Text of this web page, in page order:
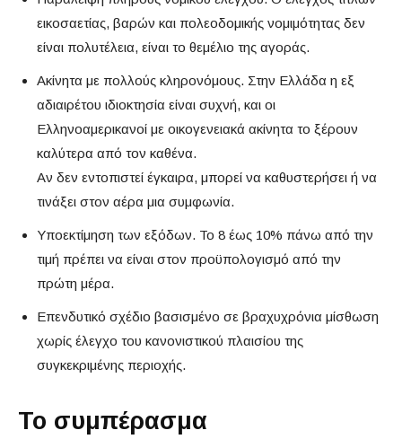
εικοσαετίας, βαρών και πολεοδομικής νομιμότητας δεν
είναι πολυτέλεια, είναι το θεμέλιο της αγοράς.
Ακίνητα με πολλούς κληρονόμους. Στην Ελλάδα η εξ
αδιαιρέτου ιδιοκτησία είναι συχνή, και οι
Ελληνοαμερικανοί με οικογενειακά ακίνητα το ξέρουν
καλύτερα από τον καθένα.
Αν δεν εντοπιστεί έγκαιρα, μπορεί να καθυστερήσει ή να
τινάξει στον αέρα μια συμφωνία.
Υποεκτίμηση των εξόδων. Το 8 έως 10% πάνω από την
τιμή πρέπει να είναι στον προϋπολογισμό από την
πρώτη μέρα.
Επενδυτικό σχέδιο βασισμένο σε βραχυχρόνια μίσθωση
χωρίς έλεγχο του κανονιστικού πλαισίου της
συγκεκριμένης περιοχής.
Το συμπέρασμα